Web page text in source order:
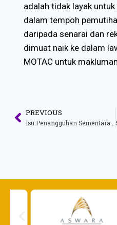
adalah tidak layak
dalam tempoh
daripada senarai dan
dimuat naik ke dalam
MOTAC untuk
PREVIOUS
Isu Penangguhan Sementara Kebenaran Perjalanan Mengerjakan Umrah Oleh KKM